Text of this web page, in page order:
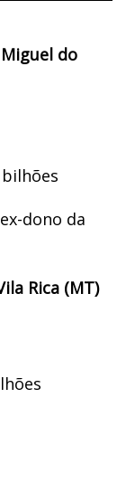
do
dono da
Rica (MT)